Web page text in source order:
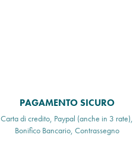
PAGAMENTO SICURO
Carta di credito, Paypal (anche in 3 rate),
Bonifico Bancario, Contrassegno